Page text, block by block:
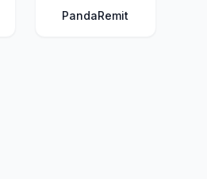
PandaRemit